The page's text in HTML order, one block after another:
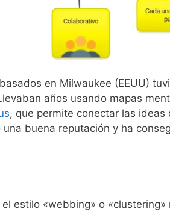
en Milwaukee (EEUU)
años usando mapas
, que permite conectar las
buena reputación y ha
estilo «webbing» o